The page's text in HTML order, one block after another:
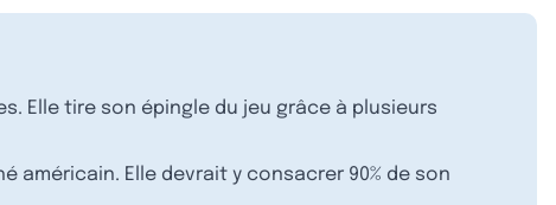
Elle tire son épingle du jeu grâce à plusieurs
américain. Elle devrait y consacrer 90% de son